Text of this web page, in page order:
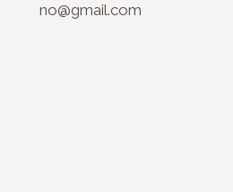
no@gmail.com